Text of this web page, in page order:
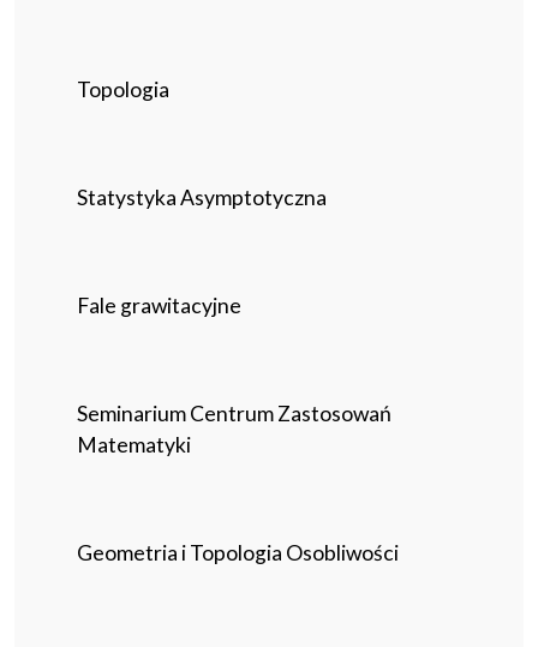
Topologia
Statystyka Asymptotyczna
Fale grawitacyjne
Seminarium Centrum Zastosowań
Matematyki
Geometria i Topologia Osobliwości